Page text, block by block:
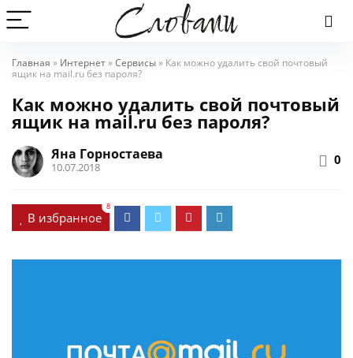
Главная » Интернет»Сервисы» Как можно удалить свой почтовый
ящик на mail.ru без пароля?
Как можно удалить свой почтовый
ящик на mail.ru без пароля?
Яна Горностаева
10.07.2018 0
В избранное
8